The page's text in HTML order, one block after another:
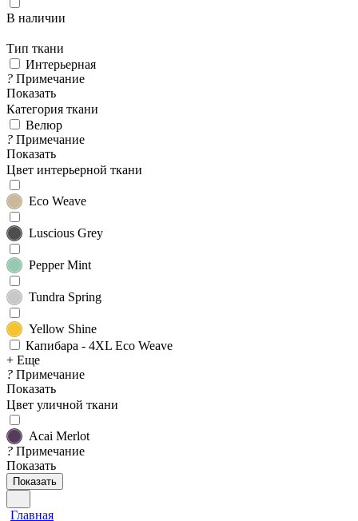
В наличии
Тип ткани
Интерьерная
? Примечание
Показать
Категория ткани
Велюр
? Примечание
Показать
Цвет интерьерной ткани
Eco Weave
Luscious Grey
Pepper Mint
Tundra Spring
Yellow Shine
Капибара - 4XL Eco Weave
+ Еще
? Примечание
Показать
Цвет уличной ткани
Acai Merlot
? Примечание
Показать
Показать
Главная